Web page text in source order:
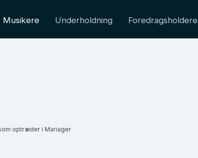
Musikere Underholdning Foredragsholdere
optræder i Mariager